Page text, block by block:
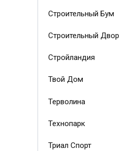
Строительный Бум
Строительный Двор
Стройландия
Твой Дом
Терволина
Технопарк
Триал Спорт